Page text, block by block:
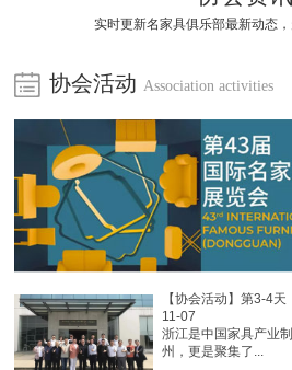
实时更新名家具俱乐部最新动态
协会活动 Association activities
【协会活动】第3-4
11-07
浙江是中国家具产业
州，更是聚集了...